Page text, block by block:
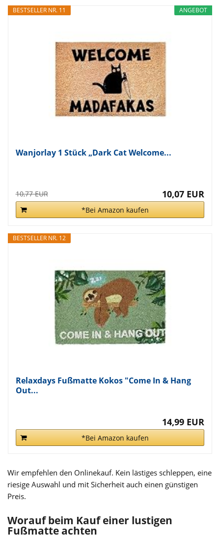
ANGEBOT
BESTSELLER NR. 11
Wanjorlay 1 Stück „Dark Cat Welcome...
10,77 EUR 10,07 EUR
*Bei Amazon kaufen
BESTSELLER NR. 12
Relaxdays Fußmatte Kokos "Come In & Hang
Out...
14,99 EUR
*Bei Amazon kaufen
Wir empfehlen den Onlinekauf. Kein lästiges schleppen, eine
riesige Auswahl und mit Sicherheit auch einen günstigen
Preis.
Worauf beim Kauf einer lustigen
Fußmatte achten